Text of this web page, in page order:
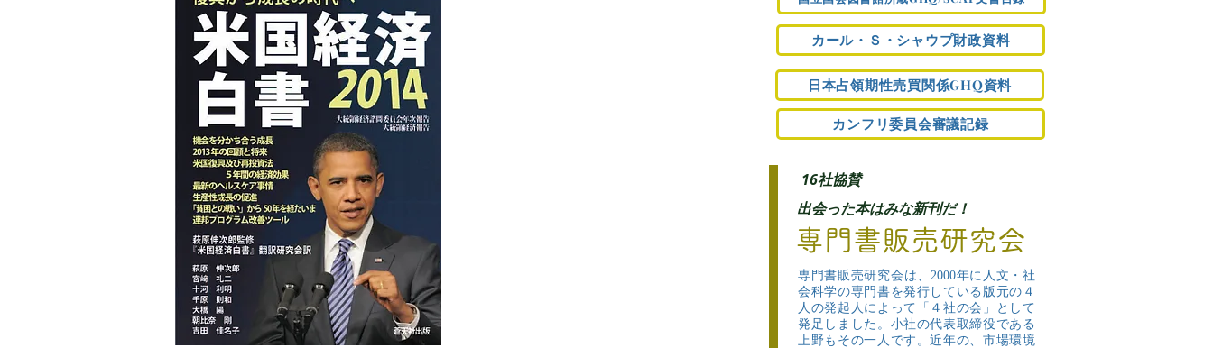
カール・Ｓ・シャウプ財政資料
カンフリ委員会審議記録
16社協賛
出会った本はみな新刊だ！
専門書販売研究会
専門書販売研究会は、2000年に人文・社
会科学の専門書を発行している版元の４
人の発起人によって「４社の会」として
発足しました。小社の代表取締役である
上野もその一人です。近年の、市場環境
日本占領期性売買関係GHQ資料